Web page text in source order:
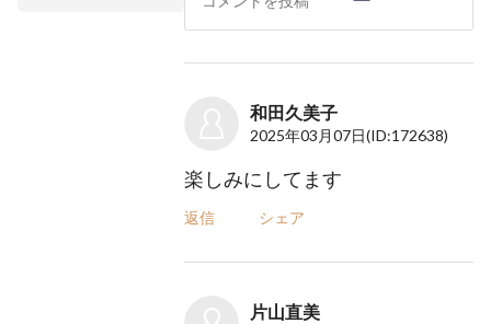
和田久美子
2025年03月07日(ID:172638)
楽しみにしてます
返信 シェア
片山直美